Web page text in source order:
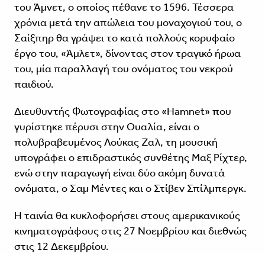
του Άμνετ, ο οποίος πέθανε το 1596. Τέσσερα
χρόνια μετά την απώλεια του μοναχογιού του, ο
Σαίξπηρ θα γράψει το κατά πολλούς κορυφαίο
έργο του, «Άμλετ», δίνοντας στον τραγικό ήρωα
του, μία παραλλαγή του ονόματος του νεκρού
παιδιού.
Διευθυντής Φωτογραφίας στο «Hamnet» που
γυρίστηκε πέρυσι στην Ουαλία, είναι ο
πολυβραβευμένος Λούκας Ζαλ, τη μουσική
υπογράφει ο επιδραστικός συνθέτης Μαξ Ρίχτερ,
ενώ στην παραγωγή είναι δύο ακόμη δυνατά
ονόματα, ο Σαμ Μέντες και ο Στίβεν Σπίλμπεργκ.
Η ταινία θα κυκλοφορήσει στους αμερικανικούς
κινηματογράφους στις 27 Νοεμβρίου και διεθνώς
στις 12 Δεκεμβρίου.